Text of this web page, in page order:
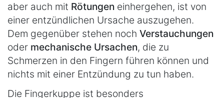
aber auch mit Rötungen einhergehen, ist von
einer entzündlichen Ursache auszugehen.
Dem gegenüber stehen noch Verstauchungen
oder mechanische Ursachen, die zu
Schmerzen in den Fingern führen können und
nichts mit einer Entzündung zu tun haben.
Die Fingerkuppe ist besonders